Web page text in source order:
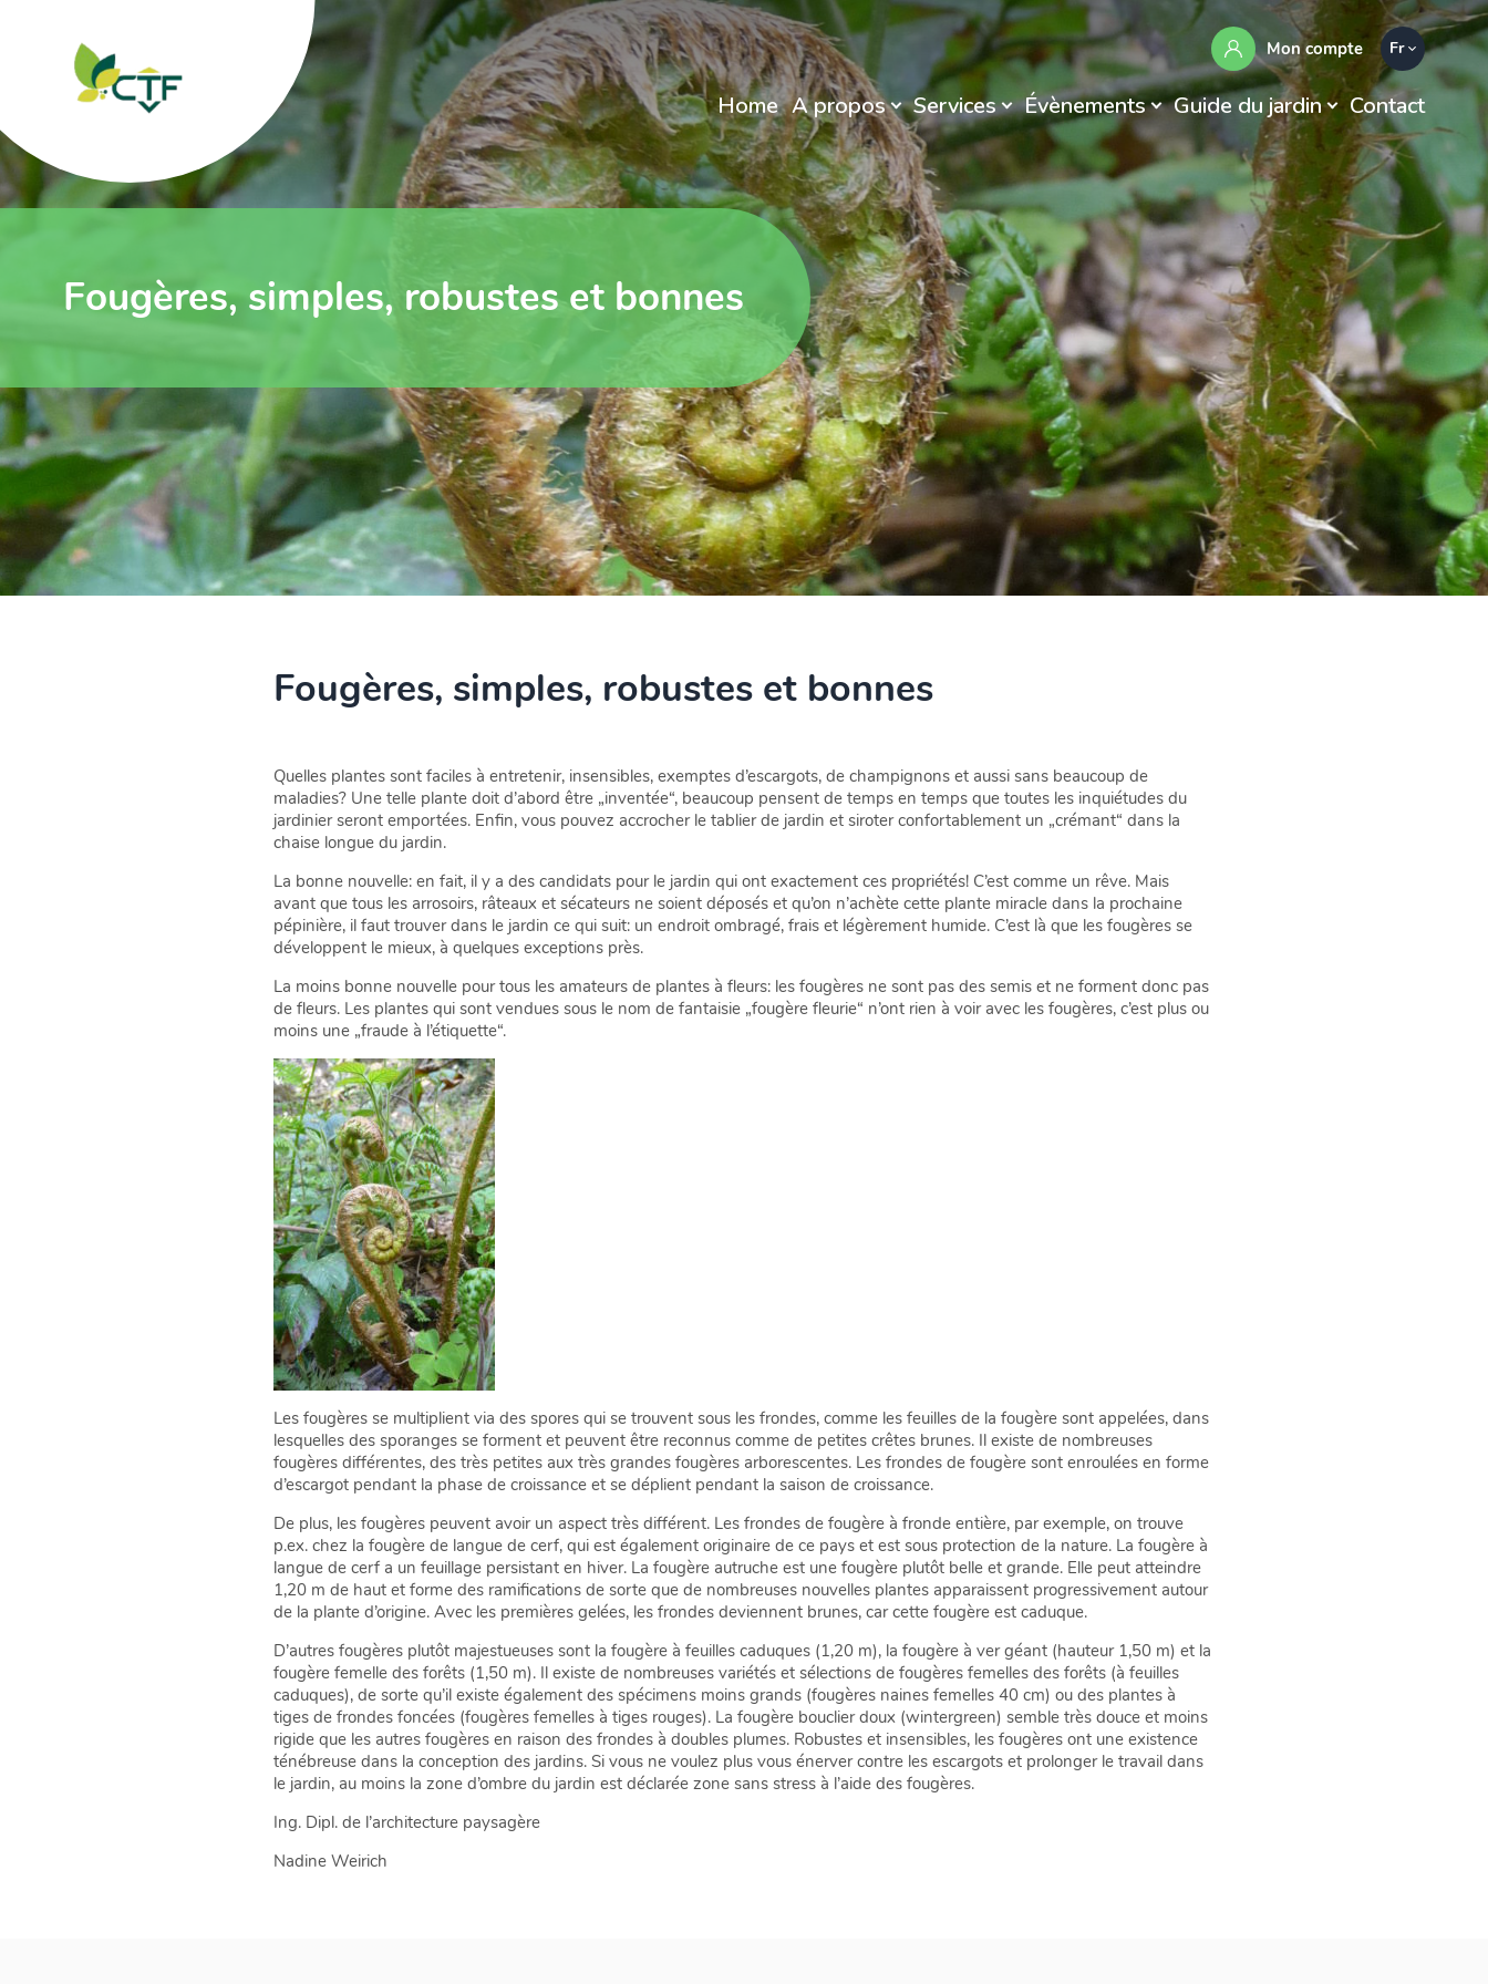
Mon compte Fr
Home A propos Services Évènements Guide du jardin Contact
Fougères, simples, robustes et bonnes
Fougères, simples, robustes et bonnes
Quelles plantes sont faciles à entretenir, insensibles, exemptes d’escargots, de champignons et aussi sans beaucoup de
maladies? Une telle plante doit d’abord être „inventée“, beaucoup pensent de temps en temps que toutes les inquiétudes du
jardinier seront emportées. Enfin, vous pouvez accrocher le tablier de jardin et siroter confortablement un „crémant“ dans la
chaise longue du jardin.
La bonne nouvelle: en fait, il y a des candidats pour le jardin qui ont exactement ces propriétés! C’est comme un rêve. Mais
avant que tous les arrosoirs, râteaux et sécateurs ne soient déposés et qu’on n’achète cette plante miracle dans la prochaine
pépinière, il faut trouver dans le jardin ce qui suit: un endroit ombragé, frais et légèrement humide. C’est là que les fougères se
développent le mieux, à quelques exceptions près.
La moins bonne nouvelle pour tous les amateurs de plantes à fleurs: les fougères ne sont pas des semis et ne forment donc pas
de fleurs. Les plantes qui sont vendues sous le nom de fantaisie „fougère fleurie“ n’ont rien à voir avec les fougères, c’est plus ou
moins une „fraude à l’étiquette“.
Les fougères se multiplient via des spores qui se trouvent sous les frondes, comme les feuilles de la fougère sont appelées, dans
lesquelles des sporanges se forment et peuvent être reconnus comme de petites crêtes brunes. Il existe de nombreuses
fougères différentes, des très petites aux très grandes fougères arborescentes. Les frondes de fougère sont enroulées en forme
d’escargot pendant la phase de croissance et se déplient pendant la saison de croissance.
De plus, les fougères peuvent avoir un aspect très différent. Les frondes de fougère à fronde entière, par exemple, on trouve
p.ex. chez la fougère de langue de cerf, qui est également originaire de ce pays et est sous protection de la nature. La fougère à
langue de cerf a un feuillage persistant en hiver. La fougère autruche est une fougère plutôt belle et grande. Elle peut atteindre
1,20 m de haut et forme des ramifications de sorte que de nombreuses nouvelles plantes apparaissent progressivement autour
de la plante d’origine. Avec les premières gelées, les frondes deviennent brunes, car cette fougère est caduque.
D’autres fougères plutôt majestueuses sont la fougère à feuilles caduques (1,20 m), la fougère à ver géant (hauteur 1,50 m) et la
fougère femelle des forêts (1,50 m). Il existe de nombreuses variétés et sélections de fougères femelles des forêts (à feuilles
caduques), de sorte qu’il existe également des spécimens moins grands (fougères naines femelles 40 cm) ou des plantes à
tiges de frondes foncées (fougères femelles à tiges rouges). La fougère bouclier doux (wintergreen) semble très douce et moins
rigide que les autres fougères en raison des frondes à doubles plumes. Robustes et insensibles, les fougères ont une existence
ténébreuse dans la conception des jardins. Si vous ne voulez plus vous énerver contre les escargots et prolonger le travail dans
le jardin, au moins la zone d’ombre du jardin est déclarée zone sans stress à l’aide des fougères.
Ing. Dipl. de l’architecture paysagère
Nadine Weirich